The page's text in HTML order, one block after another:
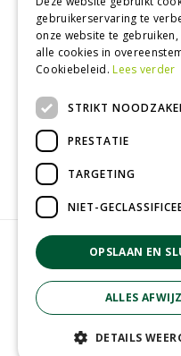
Bloemen Middelburg
Kerstbomen
Tuincentrum
Middelburg
BBQ
Koopzondag
Tuincentrum Middelburg
kopen Middelburg
©
gebruikerservaring te
onze website te
alle cookies in
Cookiebeleid.Lees verder
STRIKT
PRESTATIE
TARGETING
NIET-
OPSLAAN EN
ALLES
DETAILS